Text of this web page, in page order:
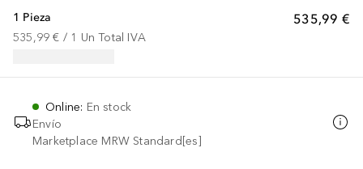
535,99 €
1 Pieza
535,99 € / 1 Un Total IVA
Online: En stock
Envío
Marketplace MRW Standard[es]